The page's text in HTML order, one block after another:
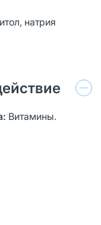
натрия
Витамины.